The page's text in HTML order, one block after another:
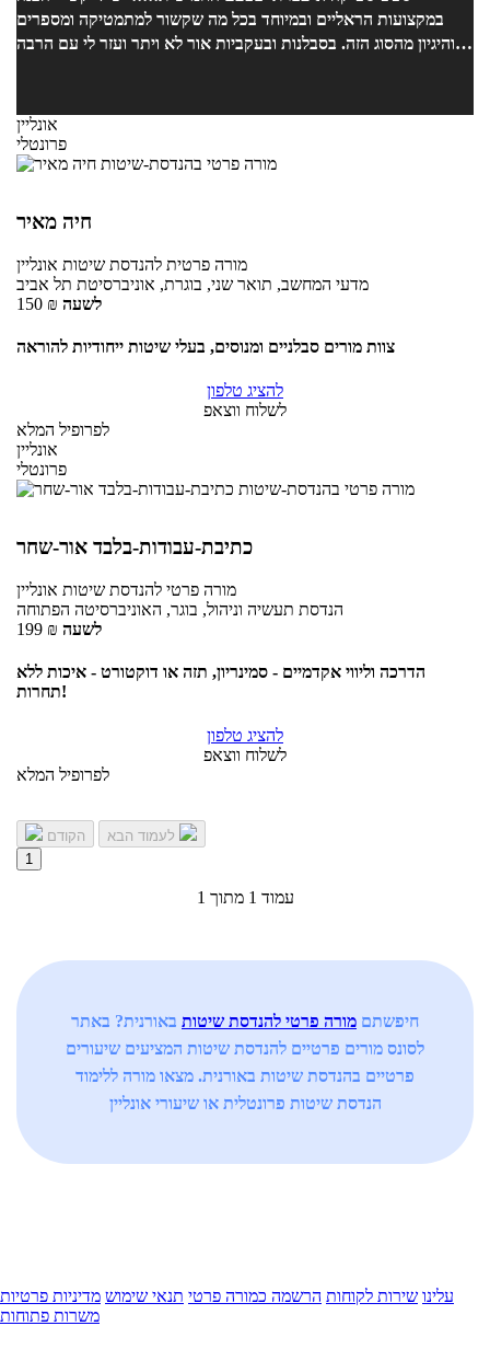
במקצועות הראליים ובמיוחד בכל מה שקשור למתמטיקה ומספרים
והיגיון מהסוג הזה. בסבלנות ובעקביות אור לא ויתר ועזר לי עם הרבה
אונליין
פרונטלי
חיה מאיר
מורה פרטית להנדסת שיטות אונליין
מדעי המחשב, תואר שני, בוגרת, אוניברסיטת תל אביב
150 ₪ לשעה
צוות מורים סבלניים ומנוסים, בעלי שיטות ייחודיות להוראה
להציג טלפון
לשלוח ווצאפ
לפרופיל המלא
אונליין
פרונטלי
כתיבת-עבודות-בלבד אור-שחר
מורה פרטי להנדסת שיטות אונליין
הנדסת תעשיה וניהול, בוגר, האוניברסיטה הפתוחה
199 ₪ לשעה
הדרכה וליווי אקדמיים - סמינריון, תזה או דוקטורט - איכות ללא
תחרות!
להציג טלפון
לשלוח ווצאפ
לפרופיל המלא
הקודם
1
עמוד 1 מתוך 1
חיפשתם מורה פרטי להנדסת שיטות באורנית? באתר
לסונס מורים פרטיים להנדסת שיטות המציעים שיעורים
פרטיים בהנדסת שיטות באורנית. מצאו מורה ללימוד
הנדסת שיטות פרונטלית או שיעורי אונליין
עלינו שירות לקוחות הרשמה כמורה פרטי תנאי שימוש מדיניות פרטיות
משרות פתוחות